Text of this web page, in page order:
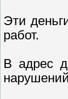
Эти
работ.
В адрес